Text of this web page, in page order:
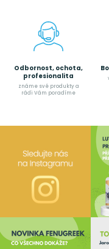
Odbornost, ochota,
profesionalita
známe své produkty a
rádi Vám poradíme